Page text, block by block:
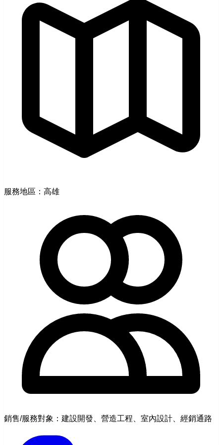
服務地區：高雄
銷售/服務對象：建設開發、營造工程、室內設計、經銷通路